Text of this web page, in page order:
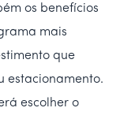
os benefícios
mais
que
estacionamento.
escolher o